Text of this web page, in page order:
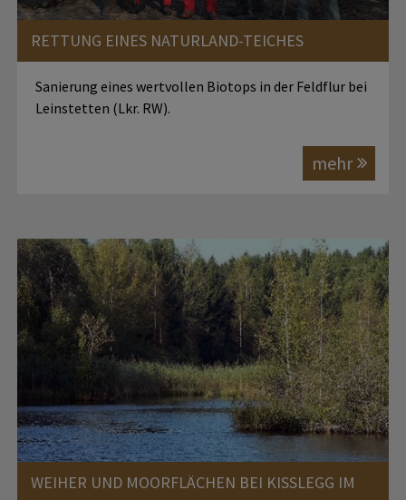
RETTUNG EINES NATURLAND-TEICHES
Sanierung eines wertvollen Biotops in der Feldflur bei
Leinstetten (Lkr. RW).
mehr
WEIHER UND MOORFLÄCHEN BEI KISSLEGG IM A